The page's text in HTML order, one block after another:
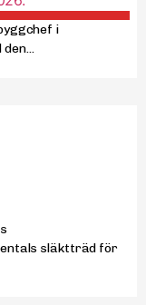
i
släktträd för